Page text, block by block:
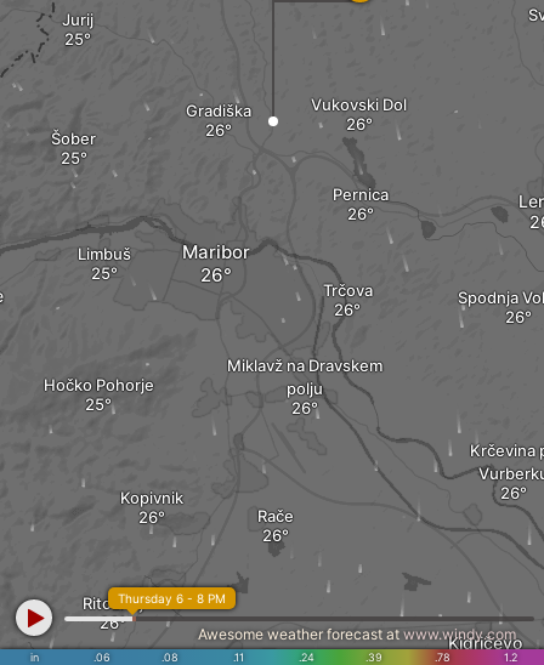
Vukovski Dol
Pernica
Gradiška
Jurij
Šober
Spodnja
Krčevina
Maribor
Miklavž na Dravskem
polju
Rače
Trčova
Hočko Pohorje
Kopivnik
Limbuš
Kidričevo
Ritoznoj
in .06 .08 .11 .24 .39 .78 1.2
Thursday 6 - 8 PM
Awesome weather forecast at www.windy.com